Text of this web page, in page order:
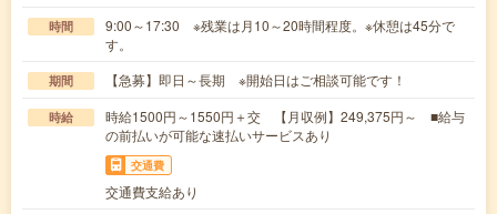
時間
9:00～17:30 ※残業は月10～20時間程度。※休憩は45分で
す。
期間 【急募】即日～長期 ※開始日はご相談可能です！
時給
時給1500円～1550円＋交 【月収例】249,375円～ ■給与
の前払いが可能な速払いサービスあり
交通費
交通費支給あり